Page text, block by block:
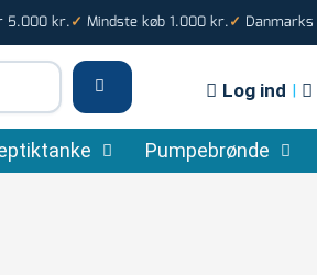
5.000 kr.✓ Mindste køb 1.000 kr. ✓
Log ind |
Pumpebrønde